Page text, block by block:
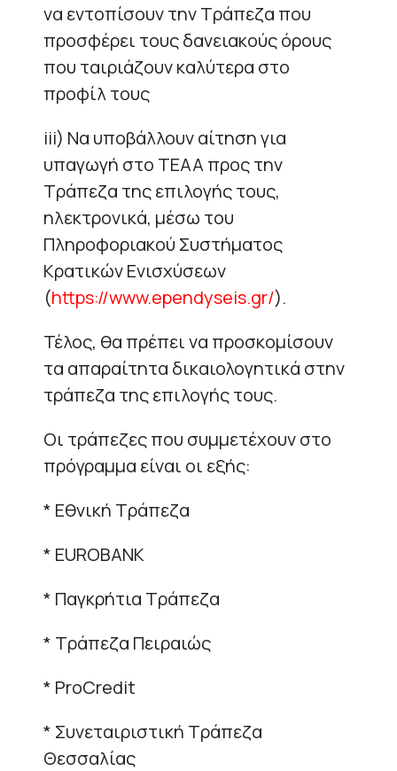
να εντοπίσουν την Τράπεζα που
προσφέρει τους δανειακούς όρους
που ταιριάζουν καλύτερα στο
προφίλ τους
iii) Να υποβάλλουν αίτηση για
υπαγωγή στο ΤΕΑΑ προς την
Τράπεζα της επιλογής τους,
ηλεκτρονικά, μέσω του
Πληροφοριακού Συστήματος
Κρατικών Ενισχύσεων
(https://www.ependyseis.gr/).
Τέλος, θα πρέπει να προσκομίσουν
τα απαραίτητα δικαιολογητικά στην
τράπεζα της επιλογής τους.
Οι τράπεζες που συμμετέχουν στο
πρόγραμμα είναι οι εξής:
* Εθνική Τράπεζα
* EUROBANK
* Παγκρήτια Τράπεζα
* Τράπεζα Πειραιώς
* ProCredit
* Συνεταιριστική Τράπεζα
Θεσσαλίας